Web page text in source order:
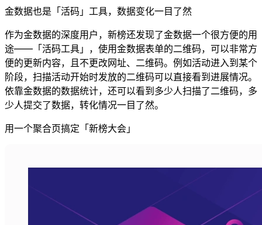
金数据也是「活码」工具，数据变化一目了然
作为金数据的深度用户，新榜还发现了金数据一个很方便的用
途——「活码工具」，使用金数据表单的二维码，可以非常方
便的更新内容，且不更改网址、二维码。例如活动进入到某个
阶段，扫描活动开始时发放的二维码可以直接看到进展情况。
依靠金数据的数据统计，还可以看到多少人扫描了二维码，多
少人提交了数据，转化情况一目了然。
用一个聚合页搞定「新榜大会」